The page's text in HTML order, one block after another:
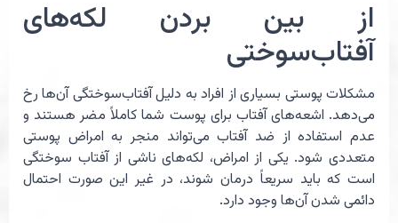
از بین بردن لکه‌های
آفتاب‌سوختی
مشکلات پوستی بسیاری از افراد به دلیل آفتاب‌سوختگی آن‌ها رخ
می‌دهد. اشعه‌های آفتاب برای پوست شما کاملاً مضر هستند و
عدم استفاده از ضد آفتاب می‌تواند منجر به امراض پوستی
متعددی شود. یکی از امراض، لکه‌های ناشی از آفتاب‌ سوختگی
است که باید سریعاً درمان شوند، در غیر این صورت احتمال
دائمی شدن آن‌ها وجود دارد.